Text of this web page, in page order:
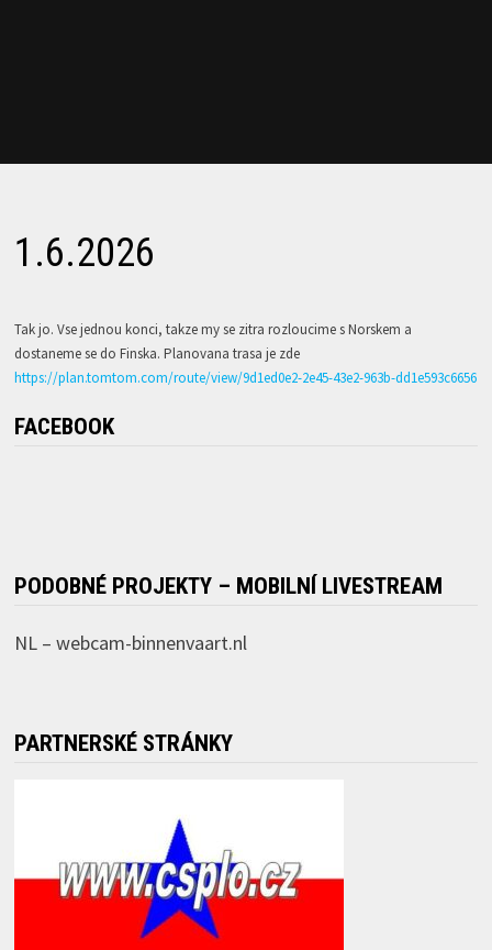
1.6.2026
Tak jo. Vse jednou konci, takze my se zitra rozloucime s Norskem a
dostaneme se do Finska. Planovana trasa je zde
https://plan.tomtom.com/route/view/9d1ed0e2-2e45-43e2-963b-dd1e593c6656
FACEBOOK
PODOBNÉ PROJEKTY – MOBILNÍ LIVESTREAM
NL – webcam-binnenvaart.nl
PARTNERSKÉ STRÁNKY